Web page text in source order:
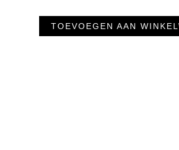
TOEVOEGEN AAN